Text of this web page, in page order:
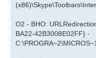
O2 - BHO:
BA22-42B3008E02FF} -